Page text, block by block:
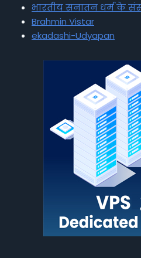
भारतीय सनातन धर्म के
Brahmin Vistar
ekadashi-Udyapan